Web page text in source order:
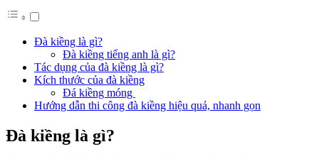
Đà kiềng là gì?
Đà kiềng tiếng anh là gì?
Tác dụng của đà kiềng là gì?
Kích thước của đà kiềng
Đá kiềng móng
Hướng dẫn thi công đà kiềng hiệu quả, nhanh gọn
Đà kiềng là gì?